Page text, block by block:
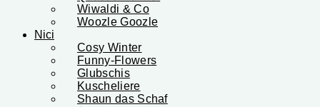
Wiwaldi & Co
Woozle Goozle
Nici
Cosy Winter
Funny-Flowers
Glubschis
Kuscheliere
Shaun das Schaf